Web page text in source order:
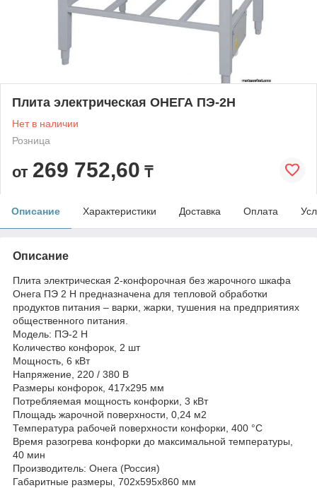
Плита электрическая ОНЕГА ПЭ-2Н
Нет в наличии
Розница
от 269 752,60 ₸
Описание Характеристики Доставка Оплата
Описание
Плита электрическая 2-конфорочная без жарочного шкафа
Онега ПЭ 2 Н предназначена для тепловой обработки
продуктов питания – варки, жарки, тушения на предприятиях
общественного питания.
Модель: ПЭ-2 Н
Количество конфорок, 2 шт
Мощность, 6 кВт
Напряжение, 220 / 380 В
Размеры конфорок, 417x295 мм
Потребляемая мощность конфорки, 3 кВт
Площадь жарочной поверхности, 0,24 м2
Температура рабочей поверхности конфорки, 400 °C
Время разогрева конфорки до максимальной температуры,
40 мин
Производитель: Онега (Россия)
Габаритные размеры, 702х595х860 мм